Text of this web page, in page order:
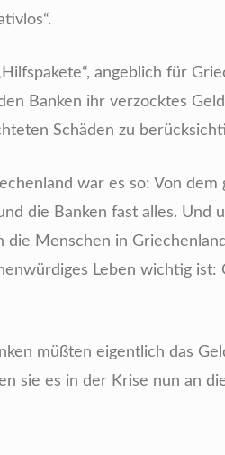
angeblich für
Banken ihr verzocktes
Schäden zu
war es so: Von
die Banken fast alles. Und
die Menschen in
Leben wichtig ist:
müßten eigentlich das
sie es in der Krise nun an